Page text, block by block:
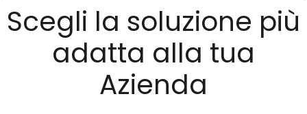
Scegli la soluzione più
adatta alla tua
Azienda